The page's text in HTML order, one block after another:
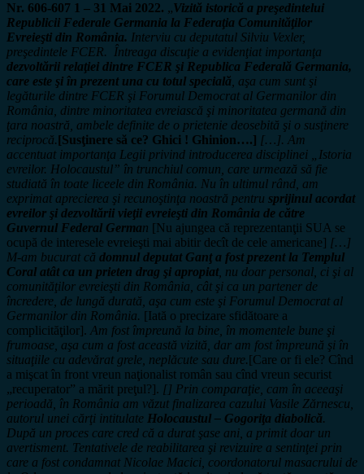
Nr. 606-607 1 – 31 Mai 2022. „Vizită istorică a preşedintelui
Republicii Federale Germania la Federaţia Comunităţilor
Evreieşti din România. Interviu cu deputatul Silviu Vexler,
preşedintele FCER. Întreaga discuţie a evidenţiat importanţa
dezvoltării relaţiei dintre FCER şi Republica Federală Germania,
care este şi în prezent una cu totul specială , aşa cum sunt şi
legăturile dintre FCER şi Forumul Democrat al Germanilor din
România, dintre minoritatea evreiască şi minoritatea germană din
ţara noastră, ambele definite de o prietenie deosebită şi o susţinere
reciprocă.[Susţinere să ce? Ghici ! Ghinion….] […]. Am
accentuat importanţa Legii privind introducerea disciplinei „Istoria
evreilor. Holocaustul” în trunchiul comun, care urmează să fie
studiată în toate liceele din România. Nu în ultimul rând, am
exprimat aprecierea şi recunoştinţa noastră pentru sprijinul acordat
evreilor şi dezvoltării vieţii evreieşti din România de către
Guvernul Federal German [Nu ajungea că reprezentanţii SUA se
ocupă de interesele evreieşti mai abitir decît de cele americane] […]
M-am bucurat că domnul deputat Ganţ a fost prezent la Templul
Coral atât ca un prieten drag şi apropiat, nu doar personal, ci şi al
comunităţilor evreieşti din România, cât şi ca un partener de
încredere, de lungă durată, aşa cum este şi Forumul Democrat al
Germanilor din România. [Iată o precizare sfidătoare a
complicităţilor]. Am fost împreună la bine, în momentele bune şi
frumoase, aşa cum a fost această vizită, dar am fost împreună şi în
situaţiile cu adevărat grele, neplăcute sau dure.[Care or fi ele? Cînd
a mişcat în front vreun naţionalist român sau cînd vreun securist
„recuperator” a mărit preţul?]. [] Prin comparaţie, cam în aceeaşi
perioadă, în România am văzut finalizarea cazului Vasile Zărnescu,
autorul unei cărţi intitulate Holocaustul – Gogoriţa diabolică.
După un proces care cred că a durat şase ani, a primit doar un
avertisment. Tentativele de reabilitarea şi revizuire a sentinţei prin
care a fost condamnat Nicolae Macici, coordonatorul masacrului de